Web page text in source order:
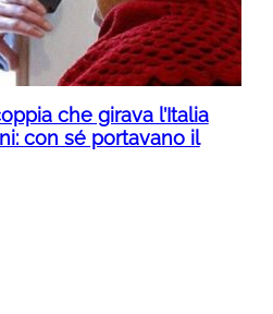
che girava l’Italia
con sé portavano il